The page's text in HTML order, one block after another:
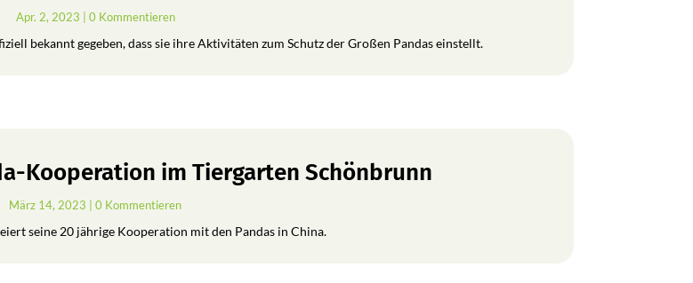
Apr. 2, 2023 | 0 Kommentieren
bekannt gegeben, dass sie ihre Aktivitäten zum Schutz der Großen Pandas einstellt.
Kooperation im Tiergarten Schönbrunn
März 14, 2023 | 0 Kommentieren
seine 20 jährige Kooperation mit den Pandas in China.